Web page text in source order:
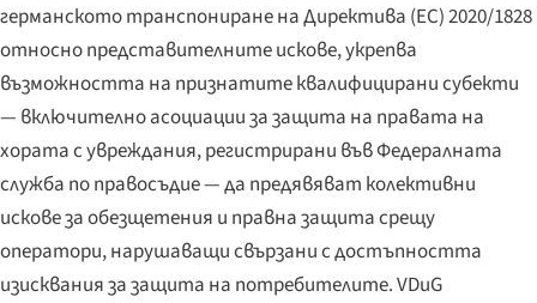
германското транспониране на Директива (ЕС) 2020/1828
относно представителните искове, укрепва
възможността на признатите квалифицирани субекти
— включително асоциации за защита на правата на
хората с увреждания, регистрирани във Федералната
служба по правосъдие — да предявяват колективни
искове за обезщетения и правна защита срещу
оператори, нарушаващи свързани с достъпността
изисквания за защита на потребителите. VDuG